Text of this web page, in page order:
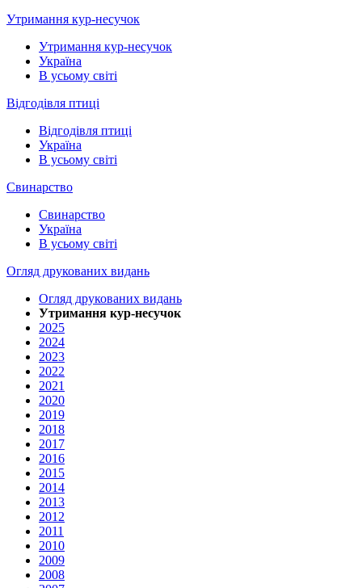
Утримання кур-несучок
Утримання кур-несучок
Україна
В усьому світі
Відгодівля птиці
Відгодівля птиці
Україна
В усьому світі
Свинарство
Свинарство
Україна
В усьому світі
Огляд друкованих видань
Огляд друкованих видань
Утримання кур-несучок
2025
2024
2023
2022
2021
2020
2019
2018
2017
2016
2015
2014
2013
2012
2011
2010
2009
2008